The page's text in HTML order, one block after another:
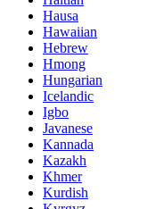
Hausa
Hawaiian
Hebrew
Hmong
Hungarian
Icelandic
Igbo
Javanese
Kannada
Kazakh
Khmer
Kurdish